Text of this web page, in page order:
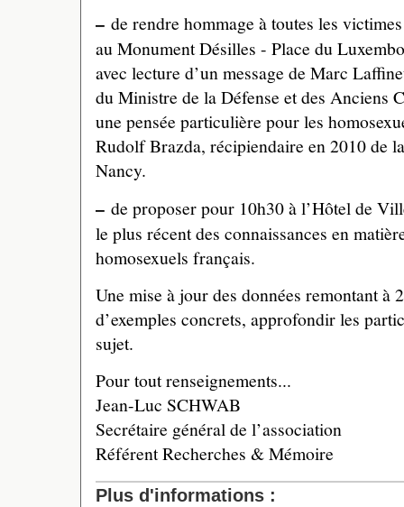
– de rendre hommage à toutes les
au Monument Désilles - Place du
avec lecture d’un message de Marc
du Ministre de la Défense et des Anciens
une pensée particulière pour les
Rudolf Brazda, récipiendaire en 2010 de
Nancy.
– de proposer pour 10h30 à l’Hôtel de
le plus récent des connaissances en
homosexuels français.
Une mise à jour des données remontant à
d’exemples concrets, approfondir les
sujet.
Pour tout renseignements...
Jean-Luc SCHWAB
Secrétaire général de l’association
Référent Recherches & Mémoire
Plus d'informations :